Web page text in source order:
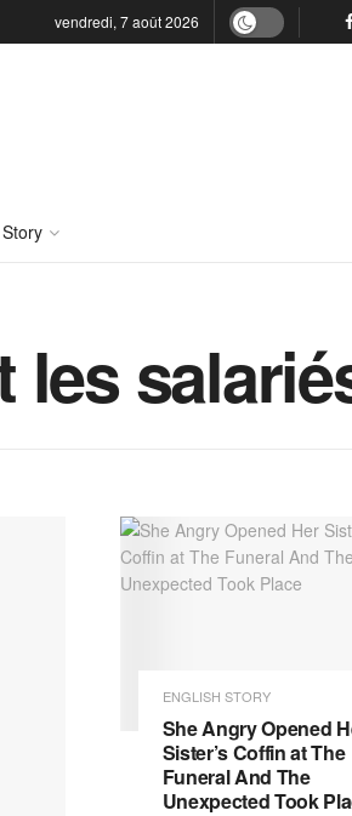
vendredi, 7 août 2026
les
ENGLISH STORY
She Angry Opened
Sister’s Coffin at The
Funeral And The
Unexpected Took